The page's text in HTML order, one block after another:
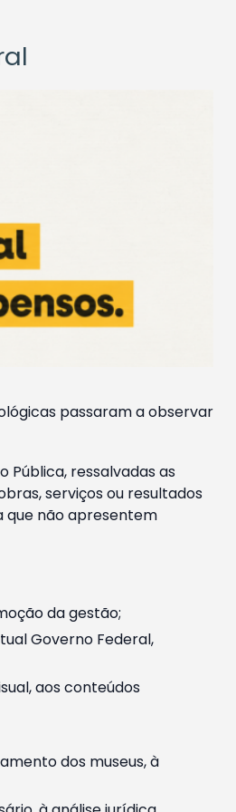
passaram a observar
Pública, ressalvadas as
serviços ou resultados
que não apresentem
da gestão;
Governo Federal,
aos conteúdos
dos museus, à